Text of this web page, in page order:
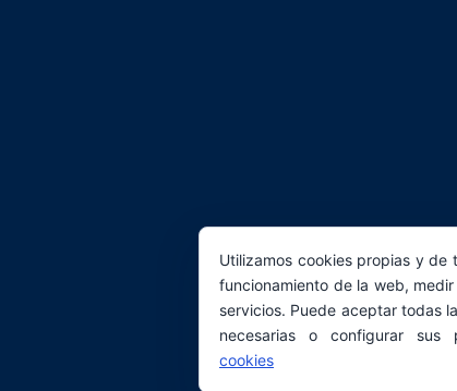
Utilizamos cookies propias y de
funcionamiento de la web,
servicios. Puede aceptar todas
necesarias o configurar sus
cookies